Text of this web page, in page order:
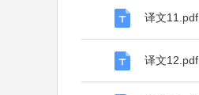
译文11.pdf
译文12.pdf